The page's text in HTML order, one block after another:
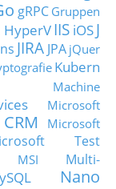
gRPC Gruppen
HyperVIIS iOSJ
JIRA JPA jQuer
Kubern
Machine
Microsoft
Microsoft
Test
MSI
Multi-
Nano